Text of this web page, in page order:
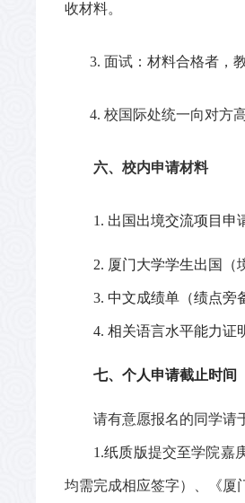
收材料。
3. 面试： 材料合格者，
4. 校国际处统一向对方
六、校内申请材料
1. 出国出境交流项目申
2. 厦门大学学生出国（
3. 中文成绩单 （绩点旁
4. 相关语言水平能力证
七、 个人申请截止时间
请有意愿报名的同学请
1.纸质版提交至学院嘉
均需完成相应签字） 《